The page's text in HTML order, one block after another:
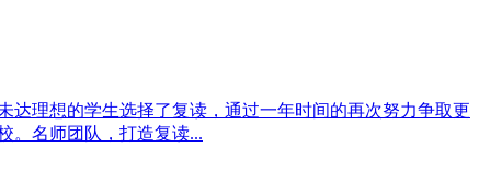
理想的学生选择了复读，通过一年时间的再次努力争取更
。名师团队，打造复读...